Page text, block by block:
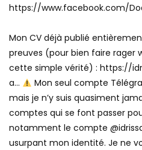
https://www.facebook.com/
Mon CV déjà publié
preuves (pour bien faire rager
cette simple vérité) : https://
a…
Mon seul compte
mais je n’y suis quasiment
comptes qui se font passer
notamment le compte
usurpant mon identité. Je ne